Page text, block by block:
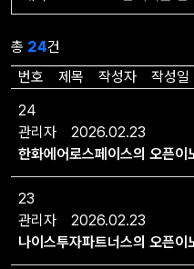
총 24건
번호
제목 작성자
작성일
24
한화에어로스페이스의 오픈이
관리자 2026.02.23
23
나이스투자파트너스의 오픈이
관리자 2026.02.23